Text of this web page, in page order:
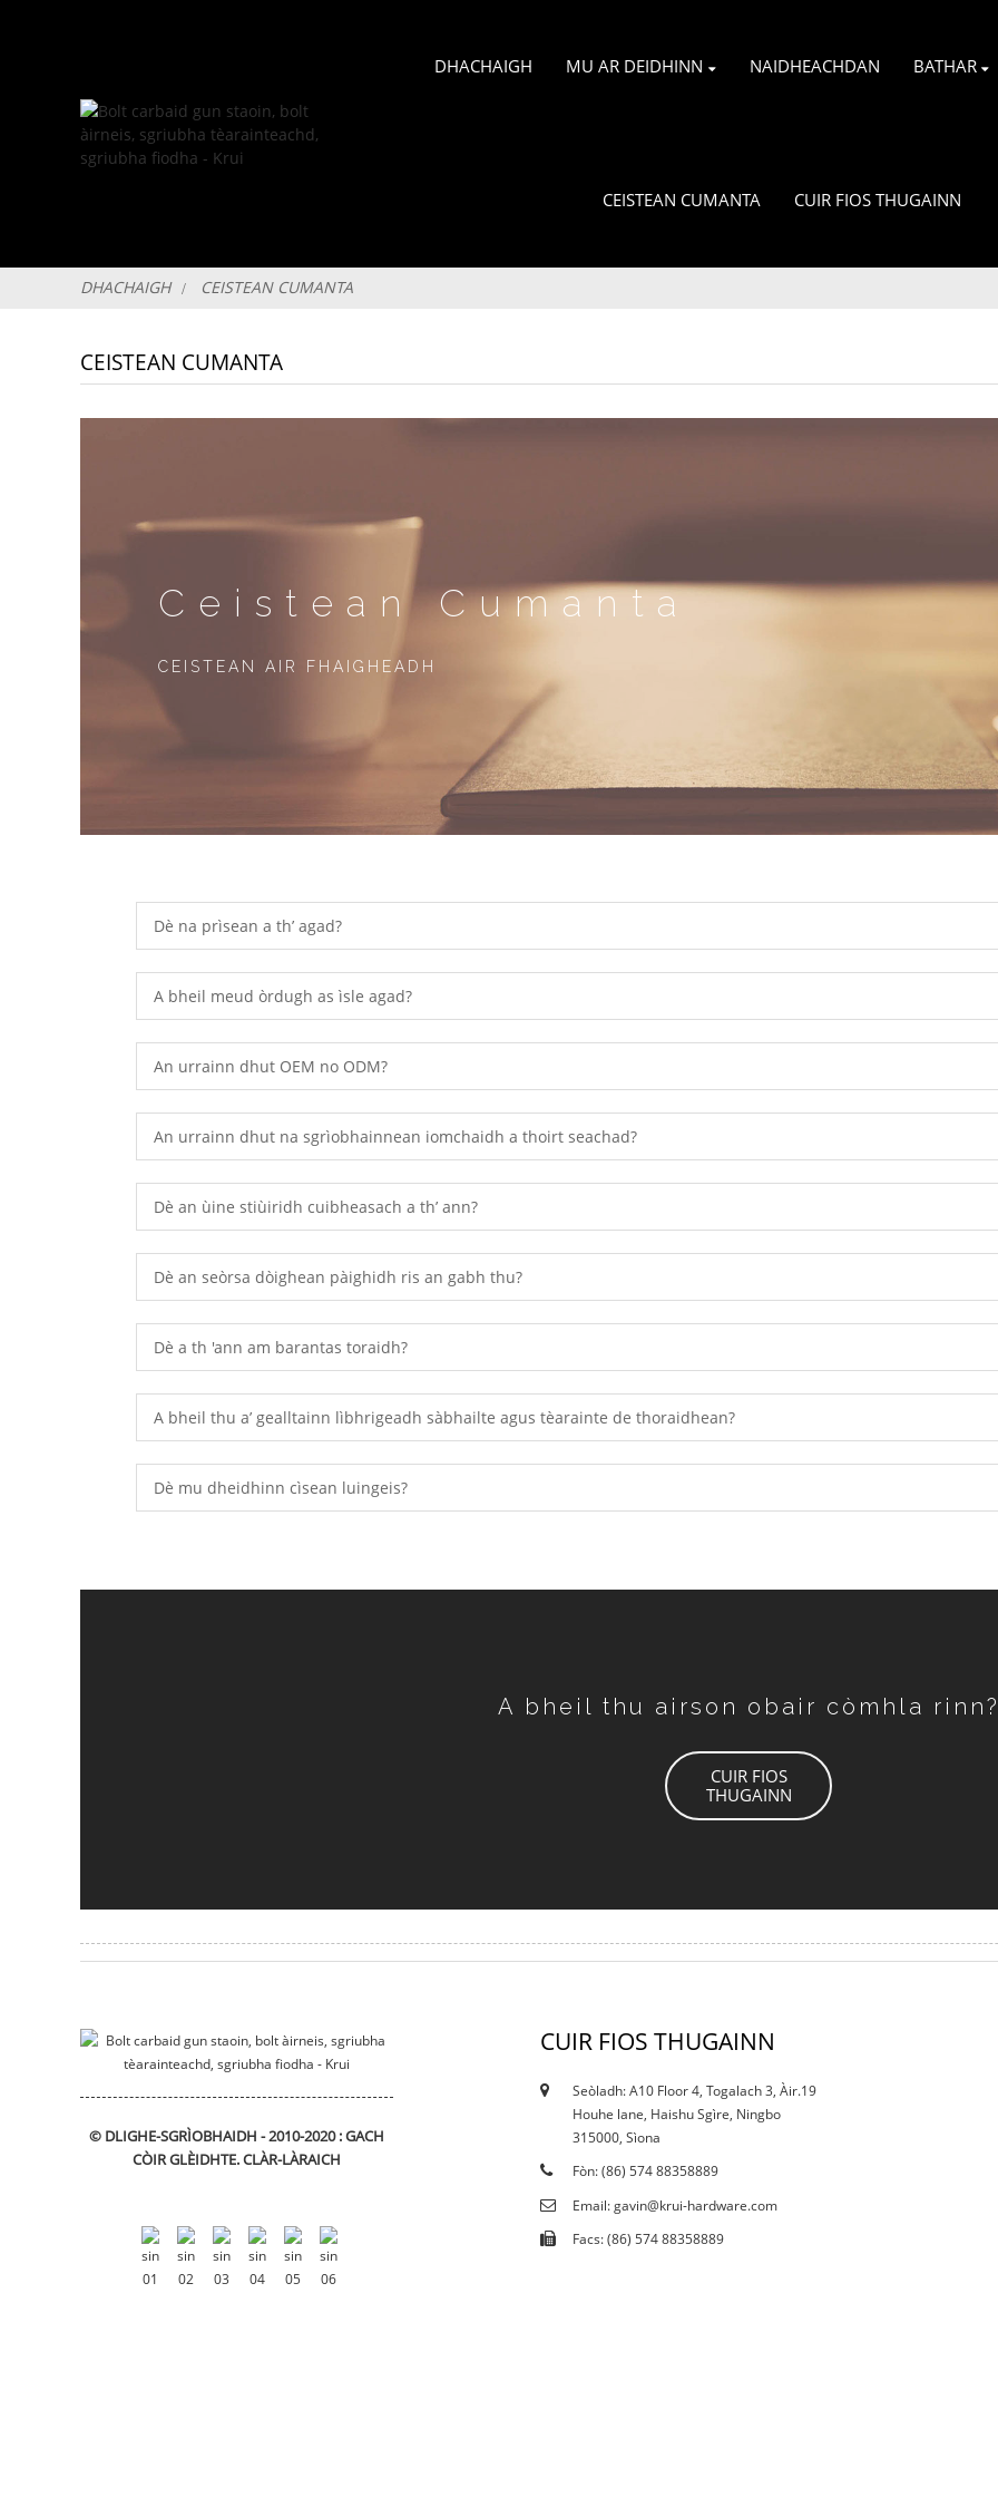
DHACHAIGH MU AR DEIDHINN NAIDHEACHDAN BATHAR
CEISTEAN CUMANTA CUIR FIOS THUGAINN
DHACHAIGH CEISTEAN CUMANTA
CEISTEAN CUMANTA
Ceistean Cumanta
CEISTEAN AIR FHAIGHEADH
Dè na prìsean a th’ agad?
A bheil meud òrdugh as ìsle agad?
An urrainn dhut OEM no ODM?
An urrainn dhut na sgrìobhainnean iomchaidh a thoirt seachad?
Dè an ùine stiùiridh cuibheasach a th’ ann?
Dè an seòrsa dòighean pàighidh ris an gabh thu?
Dè a th 'ann am barantas toraidh?
A bheil thu a’ gealltainn lìbhrigeadh sàbhailte agus tèarainte de thoraidhean?
Dè mu dheidhinn cìsean luingeis?
A bheil thu airson obair còmhla
CUIR FIOS
THUGAINN
© DLIGHE-SGRÌOBHAIDH - 2010-2020 : GACH
CÒIR GLÈIDHTE.CLÀR-LÀRAICH
CUIR FIOS THUGAINN
Seòladh: A10 Floor 4, Togalach 3, Àir.19
Houhe lane, Haishu Sgìre, Ningbo
315000, Sìona
Fòn: (86) 574 88358889
Email: gavin@krui-hardware.com
Facs: (86) 574 88358889
12/10/21
A bheil an cuingealachadh gnàthach a’ toirt buaidh